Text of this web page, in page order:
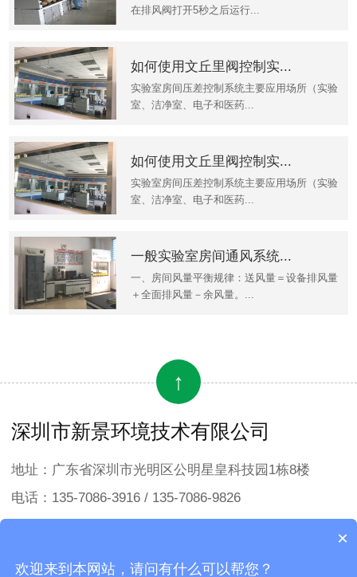
在排风阀打开5秒之后运行...
如何使用文丘里阀控制实...
实验室房间压差控制系统主要应用场所（实验
室、洁净室、电子和医药...
如何使用文丘里阀控制实...
实验室房间压差控制系统主要应用场所（实验
室、洁净室、电子和医药...
一般实验室房间通风系统...
一、房间风量平衡规律：送风量＝设备排风量
＋全面排风量－余风量。...
↑
深圳市新景环境技术有限公司
地址：广东省深圳市光明区公明星皇科技园1栋8楼
电话：135-7086-3916 / 135-7086-9826
×
欢迎来到本网站，请问有什么可以帮您？